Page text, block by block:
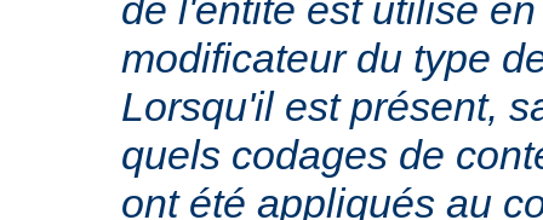
de l'entité est utilisé
modificateur du type
Lorsqu'il est présent,
quels codages de
ont été appliqués au